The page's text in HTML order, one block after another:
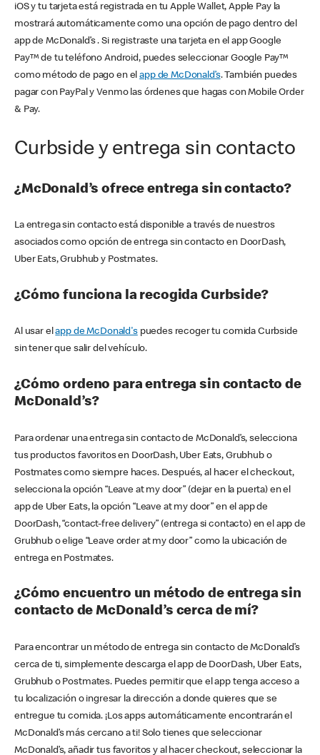
iOS y tu tarjeta está registrada en tu Apple Wallet, Apple Pay la
mostrará automáticamente como una opción de pago dentro del
app de McDonald’s . Si registraste una tarjeta en el app Google
Pay™ de tu teléfono Android, puedes seleccionar Google Pay™
como método de pago en elapp de McDonald’s. También puedes
pagar con PayPal y Venmo las órdenes que hagas con Mobile Order
& Pay.
Curbside y entrega sin contacto
¿McDonald’s ofrece entrega sin contacto?
La entrega sin contacto está disponible a través de nuestros
asociados como opción de entrega sin contacto en DoorDash,
Uber Eats, Grubhub y Postmates.
¿Cómo funciona la recogida Curbside?
Al usar elapp de McDonald'spuedes recoger tu comida Curbside
sin tener que salir del vehículo.
¿Cómo ordeno para entrega sin contacto de
McDonald’s?
Para ordenar una entrega sin contacto de McDonald’s, selecciona
tus productos favoritos en DoorDash, Uber Eats, Grubhub o
Postmates como siempre haces. Después, al hacer el checkout,
selecciona la opción “Leave at my door” (dejar en la puerta) en el
app de Uber Eats, la opción “Leave at my door” en el app de
DoorDash, “contact-free delivery” (entrega si contacto) en el app de
Grubhub o elige “Leave order at my door” como la ubicación de
entrega en Postmates.
¿Cómo encuentro un método de entrega sin
contacto de McDonald’s cerca de mí?
Para encontrar un método de entrega sin contacto de McDonald’s
cerca de ti, simplemente descarga el app de DoorDash, Uber Eats,
Grubhub o Postmates. Puedes permitir que el app tenga acceso a
tu localización o ingresar la dirección a donde quieres que se
entregue tu comida. ¡Los apps automáticamente encontrarán el
McDonald’s más cercano a ti! Solo tienes que seleccionar
McDonald’s, añadir tus favoritos y al hacer checkout, seleccionar la